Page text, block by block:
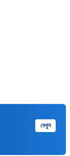
দেখুন